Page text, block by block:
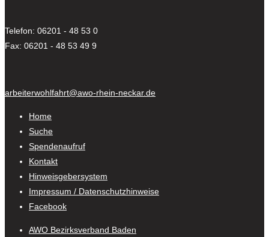
Telefon: 06201 - 48 53 0
Fax: 06201 - 48 53 49 9
arbeiterwohlfahrt@awo-rhein-neckar.de
Home
Suche
Spendenaufruf
Kontakt
Hinweisgebersystem
Impressum / Datenschutzhinweise
Facebook
AWO Bezirksverband Baden